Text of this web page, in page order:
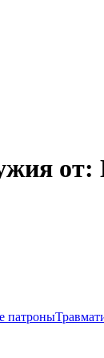
от:
патроны